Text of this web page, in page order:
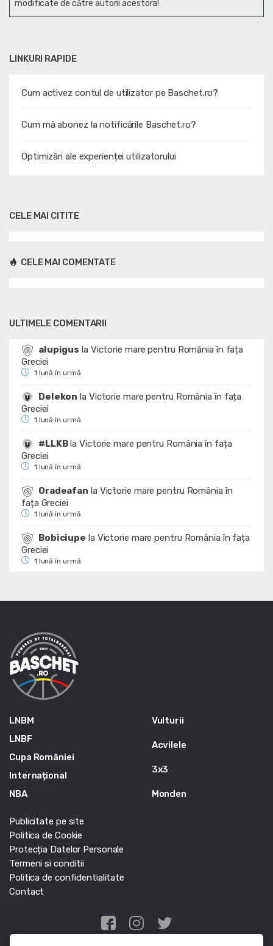
LINKURI RAPIDE
Cum activez contul de utilizator pe Baschet.ro?
Cum mă abonez la notificările Baschet.ro?
Optimizări ale experienței utilizatorului
modificate de către autorii acestora!
CELE MAI CITITE
CELE MAI COMENTATE
ULTIMELE COMENTARII
alupigus la Victorie mare pentru România în fața
Greciei
1 lună în urmă
Delekon la Victorie mare pentru România în fața
Greciei
1 lună în urmă
#LLKBlaVictorie mare pentru România în fața
Greciei
1 lună în urmă
Oradeafan la Victorie mare pentru România în
fața Greciei
1 lună în urmă
Bobiciupe la Victorie mare pentru România în fața
Greciei
1 lună în urmă
LNBM
LNBF
Cupa României
Internațional
NBA
Vulturii
Acvilele
3x3
Monden
Publicitate pe site
Politica de Cookie
Protecția Datelor Personale
Termeni si conditii
Politica de confidentialitate
Contact